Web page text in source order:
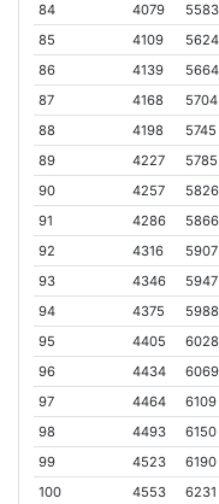
84
4079 5583
85
4109 5624
86
4139 5664
87
4168 5704
88
4198 5745
89
4227 5785
90
4257 5826
91
4286 5866
92
4316 5907
93
4346 5947
94
4375 5988
95
4405 6028
96
4434 6069
97
4464 6109
98
4493 6150
99
4523 6190
100
4553 6231